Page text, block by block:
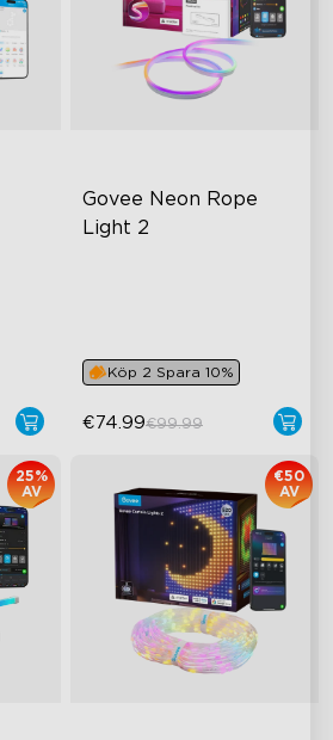
Govee Neon Rope
Light 2
Köp 2 Spara 10%
€74.99€99.99
25%
AV
€50
AV